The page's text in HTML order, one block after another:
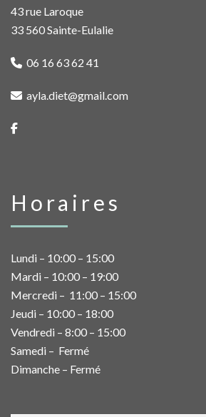
43 rue Laroque
33 560 Sainte-Eulalie
06 16 63 62 41
ayla.diet@gmail.com
Horaires
Lundi – 10:00 – 15:00
Mardi – 10:00 – 19:00
Mercredi – 11:00 – 15:00
Jeudi – 10:00 – 18:00
Vendredi – 8:00 – 15:00
Samedi – Fermé
Dimanche – Fermé